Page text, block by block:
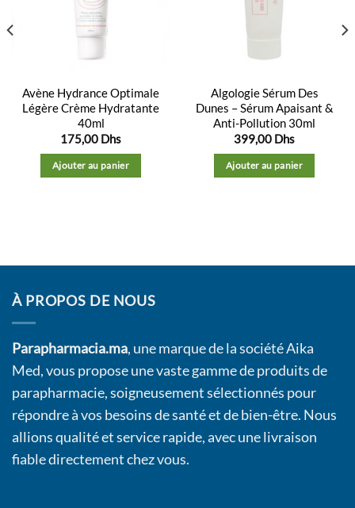
Avène Hydrance Optimale
Légère Crème Hydratante
40ml
175,00 Dhs
Ajouter au panier
Algologie Sérum Des
Dunes – Sérum Apaisant &
Anti-Pollution 30ml
399,00 Dhs
Ajouter au panier
À PROPOS DE NOUS
Parapharmacia.ma, une marque de la société Aika
Med, vous propose une vaste gamme de produits de
parapharmacie, soigneusement sélectionnés pour
répondre à vos besoins de santé et de bien-être. Nous
allions qualité et service rapide, avec une livraison
fiable directement chez vous.